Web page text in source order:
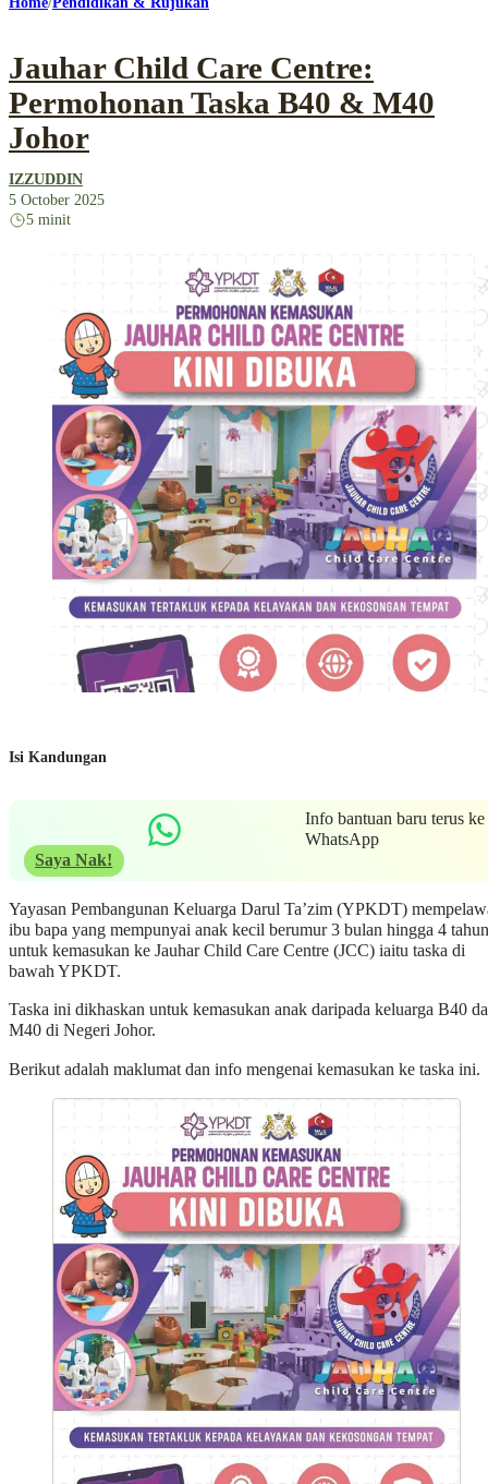
Jauhar Child Care Centre:
Permohonan Taska B40 & M40
Johor
IZZUDDIN
5 October 2025
5 minit
Isi Kandungan
Info bantuan baru terus ke
WhatsApp
Saya Nak!
Yayasan Pembangunan Keluarga Darul Ta’zim (YPKDT)
ibu bapa yang mempunyai anak kecil berumur 3 bulan hingga 4 tahun
untuk kemasukan ke Jauhar Child Care Centre (JCC) iaitu taska di
bawah YPKDT.
Taska ini dikhaskan untuk kemasukan anak daripada keluarga B40
M40 di Negeri Johor.
Berikut adalah maklumat dan info mengenai kemasukan ke taska ini.